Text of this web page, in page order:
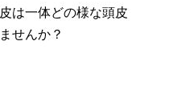
は一体どの様な頭皮
せんか？